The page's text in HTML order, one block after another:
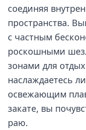
соединяя
пространства.
с частным
роскошными
зонами для
наслаждаетесь
освежающим
закате, вы
раю.